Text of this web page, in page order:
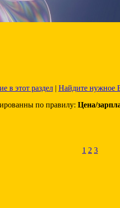
в этот раздел| Найдите нужное
по правилу: Цена/
1 2 3